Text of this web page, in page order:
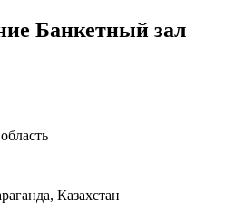
Банкетный зал
Казахстан